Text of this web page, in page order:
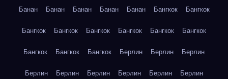
Банан Банан Банан Банан Банан Бангкок Бангкок
Бангкок Бангкок Бангкок Бангкок Бангкок Бангкок
Бангкок Бангкок Бангкок Берлин Берлин Берлин
Берлин Берлин Берлин Берлин Берлин Берлин